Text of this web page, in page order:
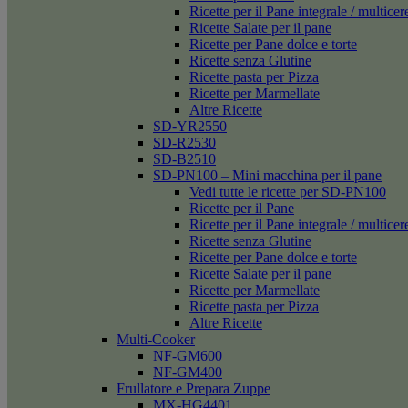
Ricette per il Pane integrale /
Ricette Salate per il pane
Ricette per Pane dolce e torte
Ricette senza Glutine
Ricette pasta per Pizza
Ricette per Marmellate
Altre Ricette
SD-YR2550
SD-R2530
SD-B2510
SD-PN100 – Mini macchina per il pane
Vedi tutte le ricette per SD-PN100
Ricette per il Pane
Ricette per il Pane integrale /
Ricette senza Glutine
Ricette per Pane dolce e torte
Ricette Salate per il pane
Ricette per Marmellate
Ricette pasta per Pizza
Altre Ricette
Multi-Cooker
NF-GM600
NF-GM400
Frullatore e Prepara Zuppe
MX-HG4401